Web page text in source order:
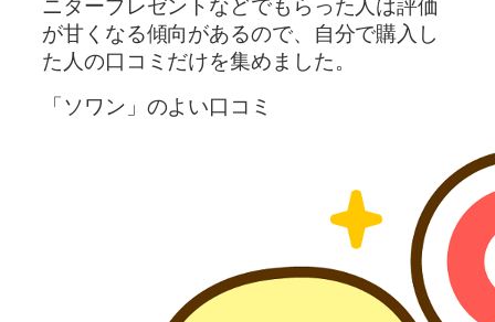
ニタープレゼントなどでもらった人は評価
が甘くなる傾向があるので、自分で購入し
た人の口コミだけを集めました。
「ソワン」のよい口コミ